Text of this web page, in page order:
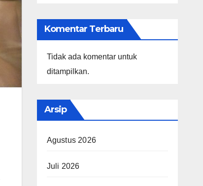
Komentar Terbaru
Tidak ada komentar untuk
ditampilkan.
Arsip
Agustus 2026
Juli 2026